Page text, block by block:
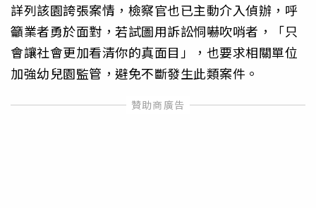
詳列該園誇張案情，檢察官也已主動介入偵辦，呼
籲業者勇於面對，若試圖用訴訟恫嚇吹哨者，「只
會讓社會更加看清你的真面目」，也要求相關單位
加強幼兒園監管，避免不斷發生此類案件。